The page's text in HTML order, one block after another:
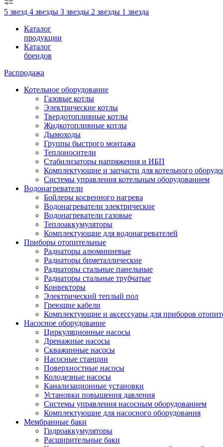
5 звезд 4 звезды 3 звезды 2 звезды 1 звезда
Каталог
продукции
Каталог
брендов
Распродажа
Котельное оборудование
Газовые котлы
Электрические котлы
Твердотопливные котлы
Жидкотопливные котлы
Дымоходы
Группы быстрого монтажа
Теплоносители
Стабилизаторы напряжения и ИБП
Комплектующие и запчасти для котельного
Системы управления котельным оборудованием
Водонагреватели
Бойлеры косвенного нагрева
Водонагреватели электрические
Водонагреватели газовые
Теплоаккумуляторы
Комплектующие для водонагревателей
Приборы отопительные
Радиаторы алюминиевые
Радиаторы биметаллические
Радиаторы стальные панельные
Радиаторы стальные трубчатые
Конвекторы
Электрический теплый пол
Греющие кабели
Комплектующие и аксессуары для приборов
Насосное оборудование
Циркуляционные насосы
Дренажные насосы
Скважинные насосы
Насосные станции
Поверхностные насосы
Колодезные насосы
Канализационные установки
Установки повышения давления
Системы управления насосным оборудованием
Комплектующие для насосного оборудования
Мембранные баки
Гидроаккумуляторы
Расширительные баки